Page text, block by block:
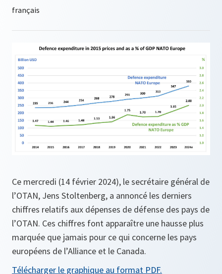
Ce mercredi (14 février 2024), le secrétaire général de
l’OTAN, Jens Stoltenberg, a annoncé les derniers
chiffres relatifs aux dépenses de défense des pays de
l’OTAN. Ces chiffres font apparaître une hausse plus
marquée que jamais pour ce qui concerne les pays
européens de l’Alliance et le Canada.
Télécharger le graphique au format PDF.